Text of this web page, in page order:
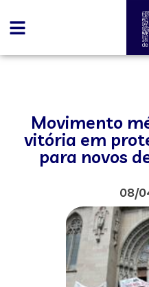
Movimento
vitória em
para novos
08/